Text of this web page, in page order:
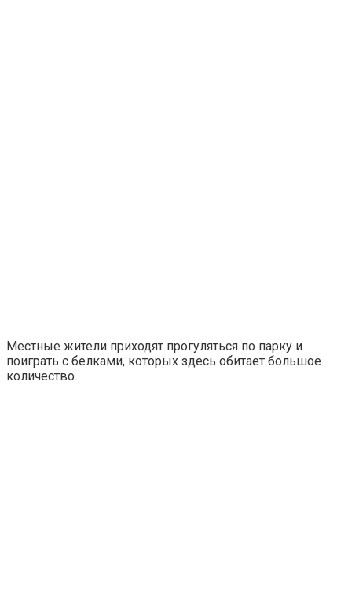
Местные жители приходят прогуляться по парку и
поиграть с белками, которых здесь обитает большое
количество.